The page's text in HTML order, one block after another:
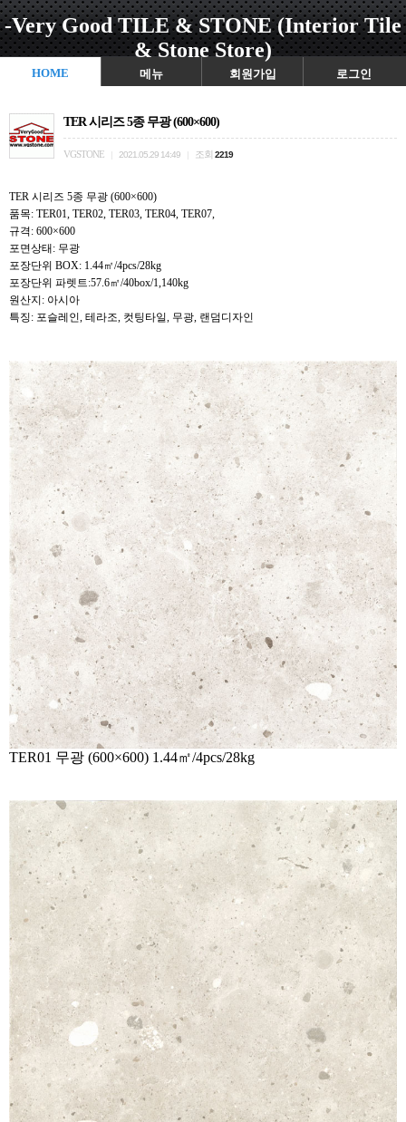
-Very Good TILE & STONE (Interior Tile
& Stone Store)
HOME 메뉴 회원가입 로그인
TER 시리즈 5종 무광 (600×600)
VGSTONE 2021.05.29 14:49 조회 2219
TER 시리즈 5종 무광 (600×600)
품목: TER01, TER02, TER03, TER04, TER07,
규격: 600×600
포면상태: 무광
포장단위 BOX: 1.44㎡/4pcs/28kg
포장단위 파렛트:57.6㎡/40box/1,140kg
원산지: 아시아
특징: 포슬레인, 테라조, 컷팅타일, 무광, 랜덤디자인
TER01 무광 (600×600) 1.44㎡/4pcs/28kg